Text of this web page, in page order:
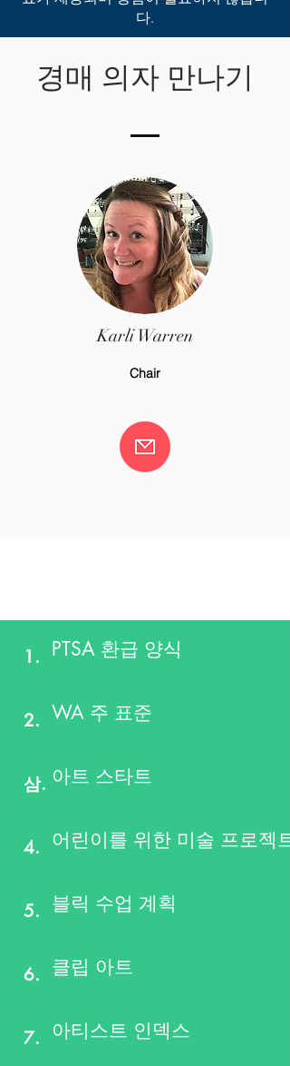
다.
Karli Warren
Chair
경매 의자 만나기
1. PTSA 환급 양식
2. WA 주 표준
삼. 아트 스타트
4. 어린이를 위한 미술 프로젝트
5. 블릭 수업 계획
6. 클립 아트
7. 아티스트 인덱스